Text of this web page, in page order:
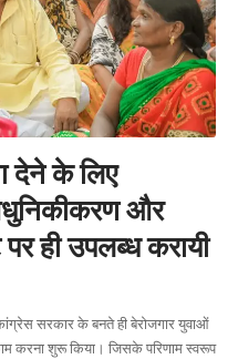
देने के लिए
और
ही उपलब्ध करायी
सरकार के बनते ही बेरोजगार युवाओं
करना शुरू किया। जिसके परिणाम स्वरूप